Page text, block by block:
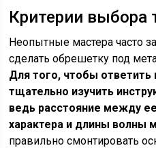
Критерии выбора
Неопытные мастера часто
сделать обрешетку под
Для того, чтобы ответить
тщательно изучить
ведь расстояние между
характера и длины волны
правильно смонтировать